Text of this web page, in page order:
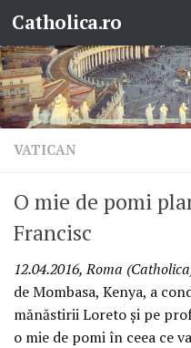
Skip to content
Catholica.ro
VATICAN
O mie de pomi
Francisc
12.04.2016, Roma
de Mombasa, Kenya, a
mănăstirii Loreto și pe
o mie de pomi în ceea ce